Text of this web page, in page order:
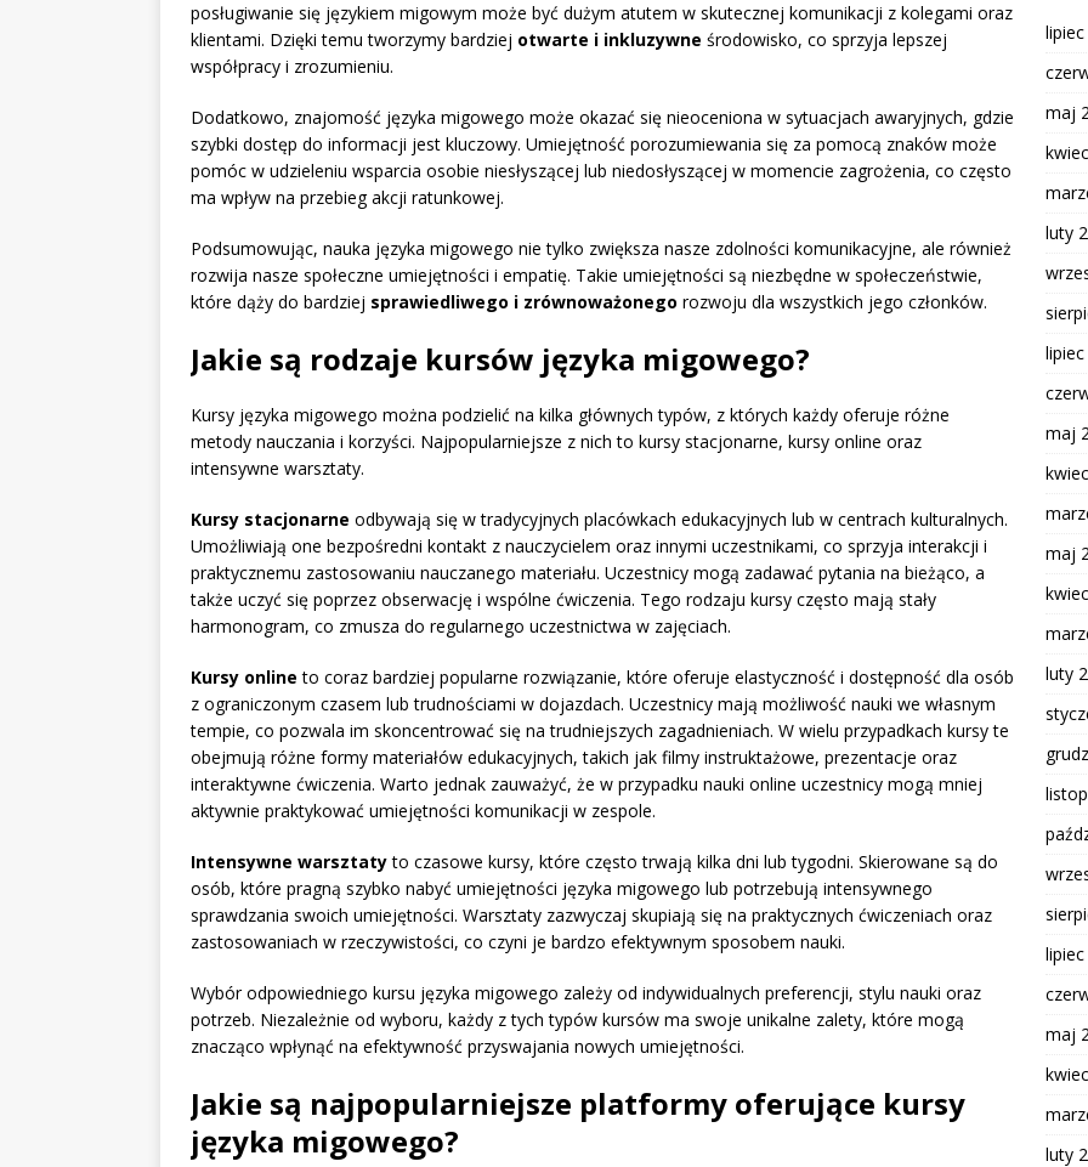
posługiwanie się językiem migowym może być dużym atutem w skutecznej komunikacji z kolegami oraz
klientami. Dzięki temu tworzymy bardziej otwarte i inkluzywne środowisko, co sprzyja lepszej
współpracy i zrozumieniu.
Dodatkowo, znajomość języka migowego może okazać się nieoceniona w sytuacjach awaryjnych, gdzie
szybki dostęp do informacji jest kluczowy. Umiejętność porozumiewania się za pomocą znaków może
pomóc w udzieleniu wsparcia osobie niesłyszącej lub niedosłyszącej w momencie zagrożenia, co często
ma wpływ na przebieg akcji ratunkowej.
Podsumowując, nauka języka migowego nie tylko zwiększa nasze zdolności komunikacyjne, ale również
rozwija nasze społeczne umiejętności i empatię. Takie umiejętności są niezbędne w społeczeństwie,
które dąży do bardziej sprawiedliwego i zrównoważonego rozwoju dla wszystkich jego członków.
Jakie są rodzaje kursów języka migowego?
Kursy języka migowego można podzielić na kilka głównych typów, z których każdy oferuje różne
metody nauczania i korzyści. Najpopularniejsze z nich to kursy stacjonarne, kursy online oraz
intensywne warsztaty.
Kursy stacjonarne odbywają się w tradycyjnych placówkach edukacyjnych lub w centrach kulturalnych.
Umożliwiają one bezpośredni kontakt z nauczycielem oraz innymi uczestnikami, co sprzyja interakcji i
praktycznemu zastosowaniu nauczanego materiału. Uczestnicy mogą zadawać pytania na bieżąco, a
także uczyć się poprzez obserwację i wspólne ćwiczenia. Tego rodzaju kursy często mają stały
harmonogram, co zmusza do regularnego uczestnictwa w zajęciach.
Kursy online to coraz bardziej popularne rozwiązanie, które oferuje elastyczność i dostępność dla osób
z ograniczonym czasem lub trudnościami w dojazdach. Uczestnicy mają możliwość nauki we własnym
tempie, co pozwala im skoncentrować się na trudniejszych zagadnieniach. W wielu przypadkach kursy te
obejmują różne formy materiałów edukacyjnych, takich jak filmy instruktażowe, prezentacje oraz
interaktywne ćwiczenia. Warto jednak zauważyć, że w przypadku nauki online uczestnicy mogą mniej
aktywnie praktykować umiejętności komunikacji w zespole.
Intensywne warsztatyto czasowe kursy, które często trwają kilka dni lub tygodni. Skierowane są do
osób, które pragną szybko nabyć umiejętności języka migowego lub potrzebują intensywnego
sprawdzania swoich umiejętności. Warsztaty zazwyczaj skupiają się na praktycznych ćwiczeniach oraz
zastosowaniach w rzeczywistości, co czyni je bardzo efektywnym sposobem nauki.
Wybór odpowiedniego kursu języka migowego zależy od indywidualnych preferencji, stylu nauki oraz
potrzeb. Niezależnie od wyboru, każdy z tych typów kursów ma swoje unikalne zalety, które mogą
znacząco wpłynąć na efektywność przyswajania nowych umiejętności.
Jakie są najpopularniejsze platformy oferujące kursy
języka migowego?
maj
luty
maj
maj
luty
lipiec
maj
luty